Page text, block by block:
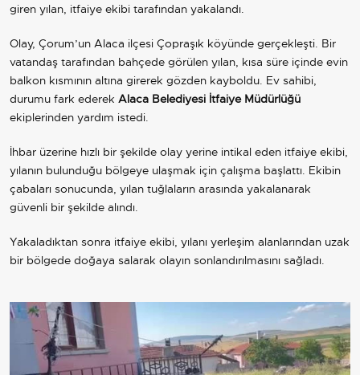
giren yılan, itfaiye ekibi tarafından yakalandı.
Olay, Çorum’un Alaca ilçesi Çopraşık köyünde gerçekleşti. Bir
vatandaş tarafından bahçede görülen yılan, kısa süre içinde evin
balkon kısmının altına girerek gözden kayboldu. Ev sahibi,
durumu fark ederek Alaca Belediyesi İtfaiye Müdürlüğü
ekiplerinden yardım istedi.
İhbar üzerine hızlı bir şekilde olay yerine intikal eden itfaiye ekibi,
yılanın bulunduğu bölgeye ulaşmak için çalışma başlattı. Ekibin
çabaları sonucunda, yılan tuğlaların arasında yakalanarak
güvenli bir şekilde alındı.
Yakaladıktan sonra itfaiye ekibi, yılanı yerleşim alanlarından uzak
bir bölgede doğaya salarak olayın sonlandırılmasını sağladı.